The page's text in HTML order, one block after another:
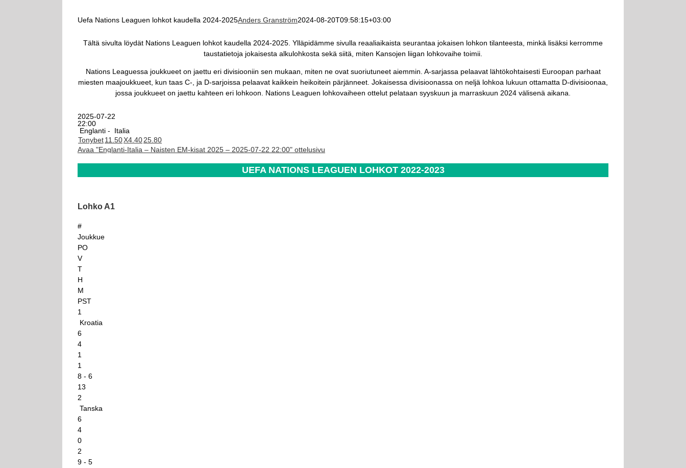
Uefa Nations Leaguen lohkot kaudella 2024-2025Anders Granström2024-08-20T09:58:15+03:00
Tältä sivulta löydät Nations Leaguen lohkot kaudella 2024-2025. Ylläpidämme sivulla reaaliaikaista seurantaa jokaisen lohkon tilanteesta, minkä lisäksi kerromme
taustatietoja jokaisesta alkulohkosta sekä siitä, miten Kansojen liigan lohkovaihe toimii.
Nations Leaguessa joukkueet on jaettu eri divisiooniin sen mukaan, miten ne ovat suoriutuneet aiemmin. A-sarjassa pelaavat lähtökohtaisesti Euroopan parhaat
miesten maajoukkueet, kun taas C-, ja D-sarjoissa pelaavat kaikkein heikoitein pärjänneet. Jokaisessa divisioonassa on neljä lohkoa lukuun ottamatta D-divisioonaa,
jossa joukkueet on jaettu kahteen eri lohkoon. Nations Leaguen lohkovaiheen ottelut pelataan syyskuun ja marraskuun 2024 välisenä aikana.
2025-07-22
22:00
Englanti -
Italia
Tonybet11.50X4.4025.80
Avaa "Englanti-Italia – Naisten EM-kisat 2025 – 2025-07-22 22:00" ottelusivu
UEFA NATIONS LEAGUEN LOHKOT 2022-2023
Lohko A1
#
Joukkue
PO
V
T
H
M
PST
1
Kroatia
6
4
1
1
8 - 6
13
2
Tanska
6
4
0
2
9 - 5